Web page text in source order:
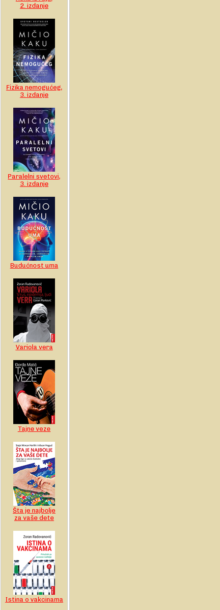
2. izdanje
Fizika nemogućeg,
3. izdanje
Paralelni svetovi,
3. izdanje
Budućnost uma
Variola vera
Tajne veze
Šta je najbolje
za vaše dete
Istina o vakcinama